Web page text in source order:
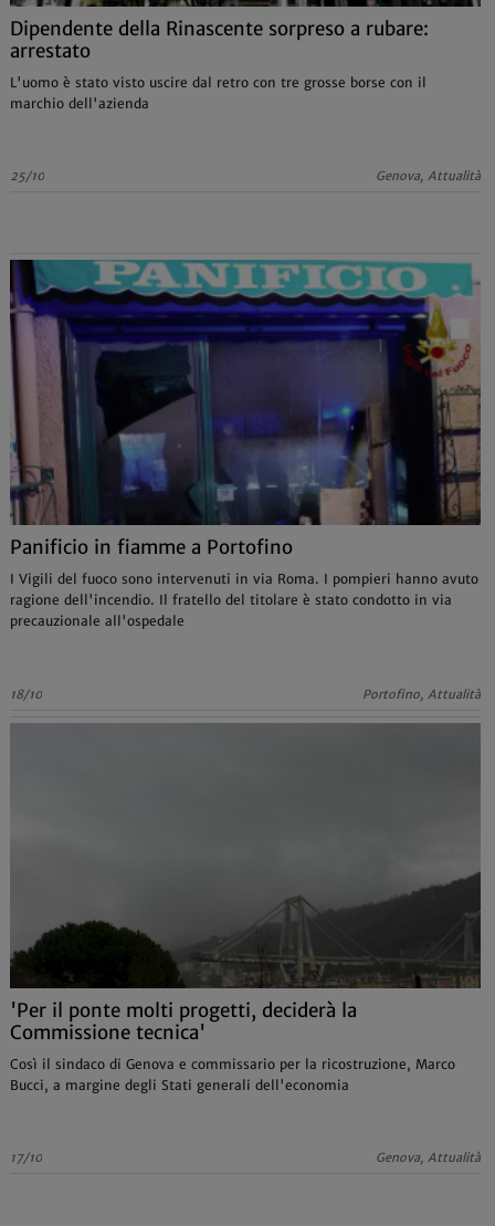
Dipendente della Rinascente sorpreso a rubare:
arrestato
L'uomo è stato visto uscire dal retro con tre grosse borse con il
marchio dell'azienda
25/10 Genova, Attualità
Panificio in fiamme a Portofino
I Vigili del fuoco sono intervenuti in via Roma. I pompieri hanno avuto
ragione dell'incendio. Il fratello del titolare è stato condotto in via
precauzionale all'ospedale
18/10 Portofino, Attualità
'Per il ponte molti progetti, deciderà la
Commissione tecnica'
Così il sindaco di Genova e commissario per la ricostruzione, Marco
Bucci, a margine degli Stati generali dell'economia
17/10 Genova, Attualità